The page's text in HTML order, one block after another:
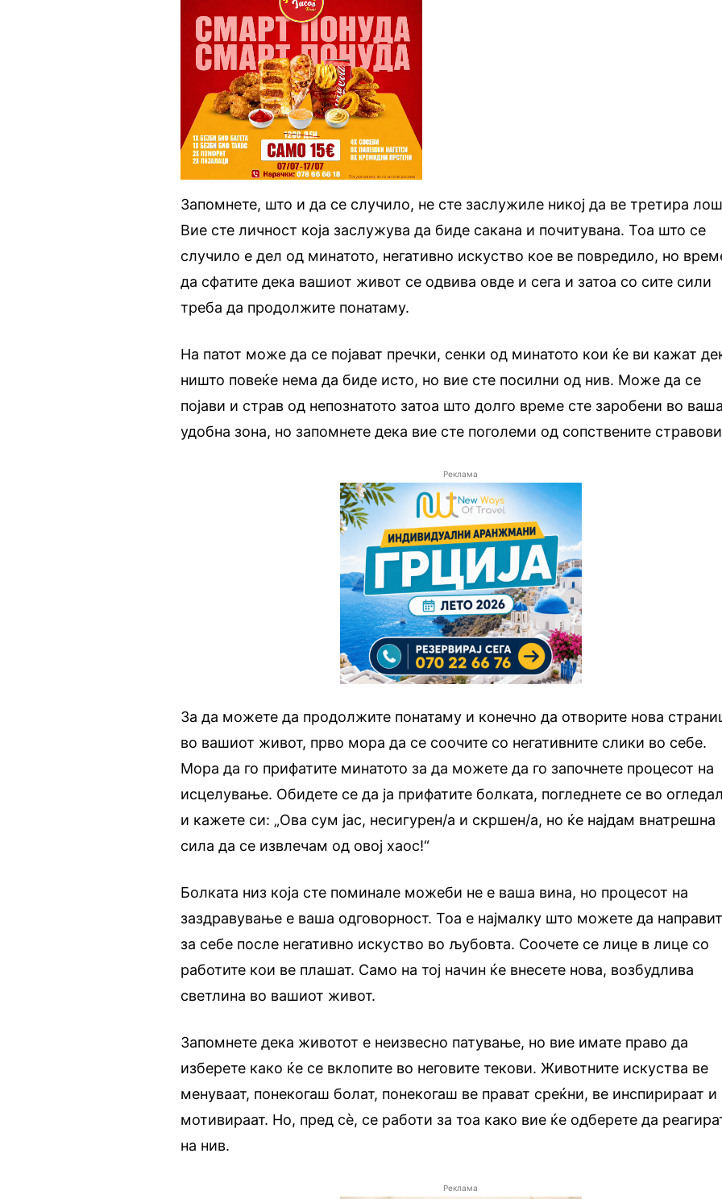
Запомнете, што и да се случило, не сте заслужиле никој да ве третира
Вие сте личност која заслужува да биде сакана и почитувана. Тоа што се
случило е дел од минатото, негативно искуство кое ве повредило, но
да сфатите дека вашиот живот се одвива овде и сега и затоа со сите сили
треба да продолжите понатаму.
На патот може да се појават пречки, сенки од минатото кои ќе ви кажат
ништо повеќе нема да биде исто, но вие сте посилни од нив. Може да се
појави и страв од непознатото затоа што долго време сте заробени во
удобна зона, но запомнете дека вие сте поголеми од сопствените
Реклама
За да можете да продолжите понатаму и конечно да отворите нова
во вашиот живот, прво мора да се соочите со негативните слики во себе.
Мора да го прифатите минатото за да можете да го започнете процесот на
исцелување. Обидете се да ја прифатите болката, погледнете се во
и кажете си: „Ова сум јас, несигурен/а и скршен/а, но ќе најдам внатрешна
сила да се извлечам од овој хаос!“
Болката низ која сте поминале можеби не е ваша вина, но процесот на
заздравување е ваша одговорност. Тоа е најмалку што можете да
за себе после негативно искуство во љубовта. Соочете се лице в лице со
работите кои ве плашат. Само на тој начин ќе внесете нова, возбудлива
светлина во вашиот живот.
Запомнете дека животот е неизвесно патување, но вие имате право да
изберете како ќе се вклопите во неговите текови. Животните искуства ве
менуваат, понекогаш болат, понекогаш ве прават среќни, ве инспирираат и
мотивираат. Но, пред сè, се работи за тоа како вие ќе одберете да
на нив.
Реклама